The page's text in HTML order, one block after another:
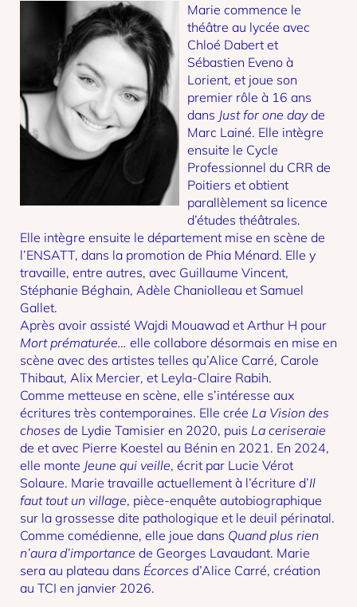
Marie commence le
théâtre au lycée avec
Chloé Dabert et
Sébastien Eveno à
Lorient, et joue son
premier rôle à 16 ans
dans Just for one dayde
Marc Lainé. Elle intègre
ensuite le Cycle
Professionnel du CRR de
Poitiers et obtient
parallèlement sa licence
d’études théâtrales.
Elle intègre ensuite le département mise en scène de
l’ENSATT, dans la promotion de Phia Ménard. Elle y
travaille, entre autres, avec Guillaume Vincent,
Stéphanie Béghain, Adèle Chaniolleau et Samuel
Gallet.
Après avoir assisté Wajdi Mouawad et Arthur H pour
Mort prématurée… elle collabore désormais en mise en
scène avec des artistes telles qu’Alice Carré, Carole
Thibaut, Alix Mercier, et Leyla-Claire Rabih.
Comme metteuse en scène, elle s’intéresse aux
écritures très contemporaines. Elle crée La Vision des
choses de Lydie Tamisier en 2020, puis La ceriseraie
de et avec Pierre Koestel au Bénin en 2021. En 2024,
elle monte Jeune qui veille, écrit par Lucie Vérot
Solaure. Marie travaille actuellement à l’écriture d’Il
faut tout un village, pièce-enquête autobiographique
sur la grossesse dite pathologique et le deuil périnatal.
Comme comédienne, elle joue dans Quand plus rien
n’aura d’importance de Georges Lavaudant. Marie
sera au plateau dans Écorces d’Alice Carré, création
au TCI en janvier 2026.